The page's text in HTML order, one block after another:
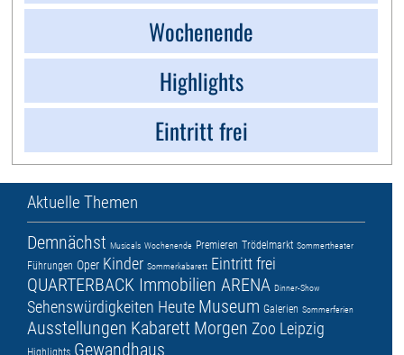
Wochenende
Highlights
Eintritt frei
Aktuelle Themen
Demnächst Musicals Wochenende Premieren Trödelmarkt Sommertheater
Führungen Oper Kinder Sommerkabarett Eintritt frei
QUARTERBACK Immobilien ARENA Dinner-Show
Sehenswürdigkeiten Heute Museum Galerien Sommerferien
Ausstellungen Kabarett Morgen Zoo Leipzig
Gewandhaus